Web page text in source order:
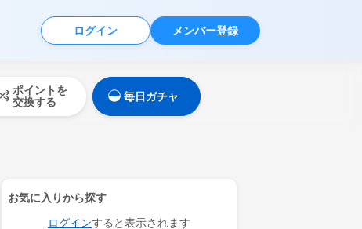
ログイン メンバー登録
ポイントを
交換する
毎日ガチャ
お気に入りから探す
ログインすると表示されます